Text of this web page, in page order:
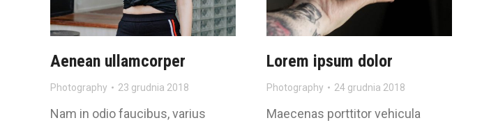
Aenean ullamcorper
Photography 23 grudnia 2018
Nam in odio faucibus, varius
Lorem ipsum dolor
Photography 24 grudnia 2018
Maecenas porttitor vehicula